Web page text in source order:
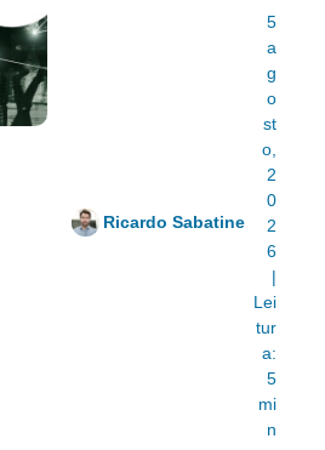
Ricardo Sabatine
5
a
g
o
st
o,
2
0
2
6
|
Lei
tur
a:
5
mi
n